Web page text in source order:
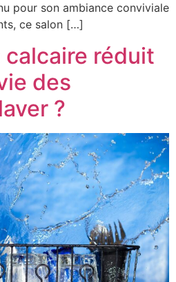
pour son ambiance conviviale
ce salon […]
réduit
des
?